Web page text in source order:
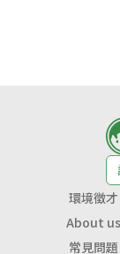
環境徵才
About us
常見問題